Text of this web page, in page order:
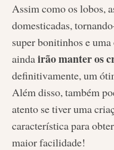
Assim como os lobos,
domesticadas,
super bonitinhos e
aindairão manter os
definitivamente, um
Além disso, também
atento se tiver uma
característica para
maior facilidade!